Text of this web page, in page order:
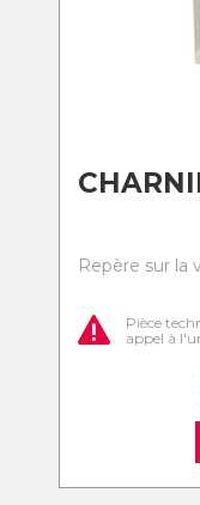
Repère sur la
Pièce
appel à